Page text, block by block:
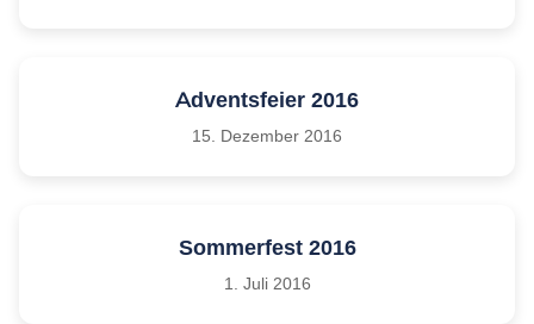
Adventsfeier 2016
15. Dezember 2016
Sommerfest 2016
1. Juli 2016